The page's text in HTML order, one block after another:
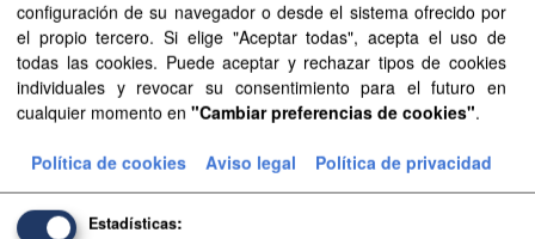
1 conjunto de datos encontrado
Licencias:
Aviso Legal del Gobierno de Canarias
Organizaciones:
Transición Ecológica y Energía
Filtrar Resultados
configuración de su navegador o desde el sistema ofrecido por
el propio tercero. Si elige "Aceptar todas", acepta el uso de
todas las cookies. Puede aceptar y rechazar tipos de cookies
individuales y revocar su consentimiento para el futuro en
cualquier momento en "Cambiar preferencias de cookies".
Política de cookies Aviso legal Política de privacidad
Estadísticas